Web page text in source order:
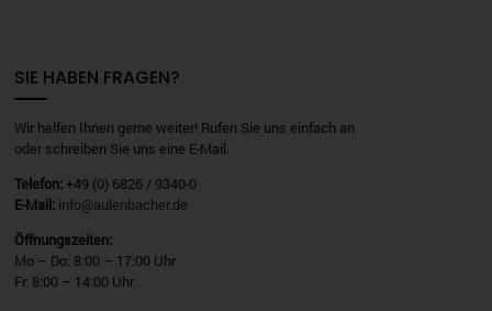
SIE HABEN FRAGEN?
Wir helfen Ihnen gerne weiter! Rufen Sie uns einfach an
oder schreiben Sie uns eine E-Mail.
Telefon:+49 (0) 6826 / 9340-0
E-Mail: info@aulenbacher.de
Öffnungszeiten:
Mo – Do: 8:00 – 17:00 Uhr
Fr: 8:00 – 14:00 Uhr